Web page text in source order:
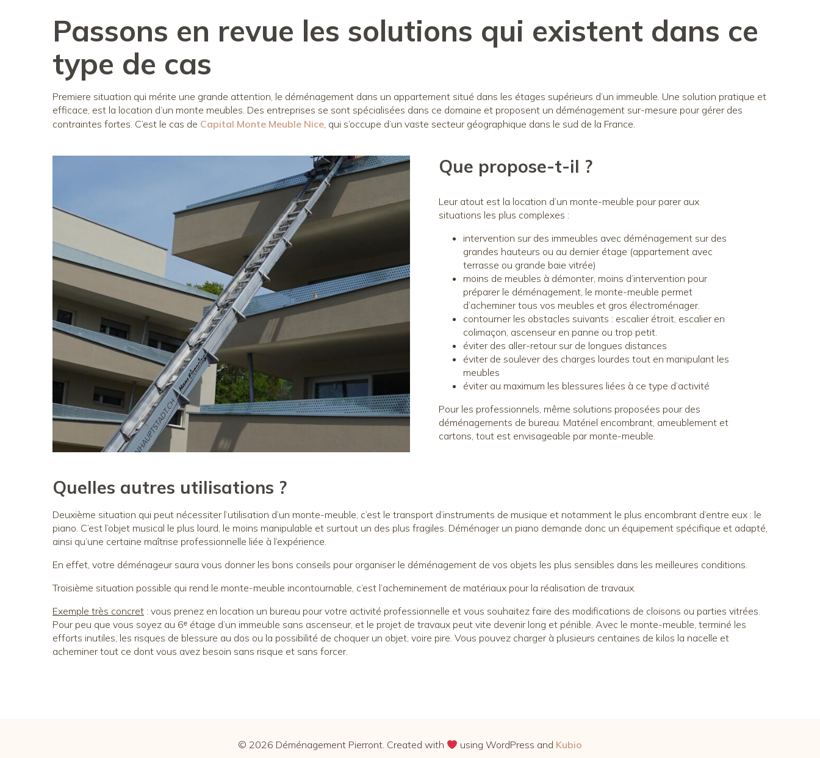
Passons en revue les solutions qui existent dans ce
type de cas
Premiere situation qui mérite une grande attention, le déménagement dans un appartement situé dans les étages supérieurs d’un immeuble. Une solution pratique et
efficace, est la location d’un monte meubles. Des entreprises se sont spécialisées dans ce domaine et proposent un déménagement sur-mesure pour gérer des
contraintes fortes. C’est le cas de Capital Monte Meuble Nice, qui s’occupe d’un vaste secteur géographique dans le sud de la France.
Que propose-t-il ?
Leur atout est la location d’un monte-meuble pour parer aux
situations les plus complexes :
intervention sur des immeubles avec déménagement sur des
grandes hauteurs ou au dernier étage (appartement avec
terrasse ou grande baie vitrée)
moins de meubles à démonter, moins d’intervention pour
préparer le déménagement, le monte-meuble permet
d’acheminer tous vos meubles et gros électroménager.
contourner les obstacles suivants : escalier étroit, escalier en
colimaçon, ascenseur en panne ou trop petit.
éviter des aller-retour sur de longues distances
éviter de soulever des charges lourdes tout en manipulant les
meubles
éviter au maximum les blessures liées à ce type d’activité
Pour les professionnels, même solutions proposées pour des
déménagements de bureau. Matériel encombrant, ameublement et
cartons, tout est envisageable par monte-meuble.
Quelles autres utilisations ?
Deuxième situation qui peut nécessiter l’utilisation d’un monte-meuble, c’est le transport d’instruments de musique et notamment le plus encombrant d’entre eux : le
piano. C’est l’objet musical le plus lourd, le moins manipulable et surtout un des plus fragiles. Déménager un piano demande donc un équipement spécifique et adapté,
ainsi qu’une certaine maîtrise professionnelle liée à l’expérience.
En effet, votre déménageur saura vous donner les bons conseils pour organiser le déménagement de vos objets les plus sensibles dans les meilleures conditions.
Troisième situation possible qui rend le monte-meuble incontournable, c’est l’acheminement de matériaux pour la réalisation de travaux.
Exemple très concret : vous prenez en location un bureau pour votre activité professionnelle et vous souhaitez faire des modifications de cloisons ou parties vitrées.
Pour peu que vous soyez au 6ᵉ étage d’un immeuble sans ascenseur, et le projet de travaux peut vite devenir long et pénible. Avec le monte-meuble, terminé les
efforts inutiles, les risques de blessure au dos ou la possibilité de choquer un objet, voire pire. Vous pouvez charger à plusieurs centaines de kilos la nacelle et
acheminer tout ce dont vous avez besoin sans risque et sans forcer.
© 2026 Déménagement Pierront. Created with using WordPress and Kubio